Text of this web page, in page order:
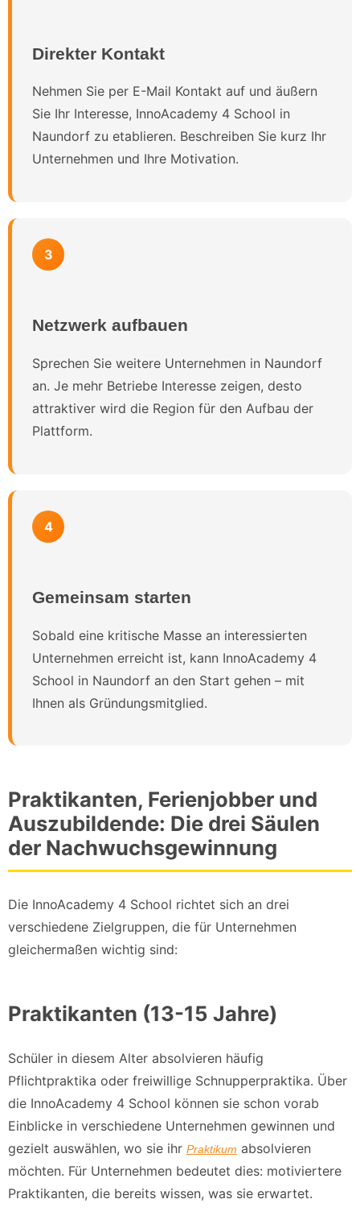
Direkter Kontakt
Nehmen Sie per E-Mail Kontakt auf und äußern
Sie Ihr Interesse, InnoAcademy 4 School in
Naundorf zu etablieren. Beschreiben Sie kurz Ihr
Unternehmen und Ihre Motivation.
3
Netzwerk aufbauen
Sprechen Sie weitere Unternehmen in Naundorf
an. Je mehr Betriebe Interesse zeigen, desto
attraktiver wird die Region für den Aufbau der
Plattform.
4
Gemeinsam starten
Sobald eine kritische Masse an interessierten
Unternehmen erreicht ist, kann InnoAcademy 4
School in Naundorf an den Start gehen – mit
Ihnen als Gründungsmitglied.
Praktikanten, Ferienjobber und
Auszubildende: Die drei Säulen
der Nachwuchsgewinnung
Die InnoAcademy 4 School richtet sich an drei
verschiedene Zielgruppen, die für Unternehmen
gleichermaßen wichtig sind:
Praktikanten (13-15 Jahre)
Schüler in diesem Alter absolvieren häufig
Pflichtpraktika oder freiwillige Schnupperpraktika. Über
die InnoAcademy 4 School können sie schon vorab
Einblicke in verschiedene Unternehmen gewinnen und
gezielt auswählen, wo sie ihr Praktikum absolvieren
möchten. Für Unternehmen bedeutet dies: motiviertere
Praktikanten, die bereits wissen, was sie erwartet.